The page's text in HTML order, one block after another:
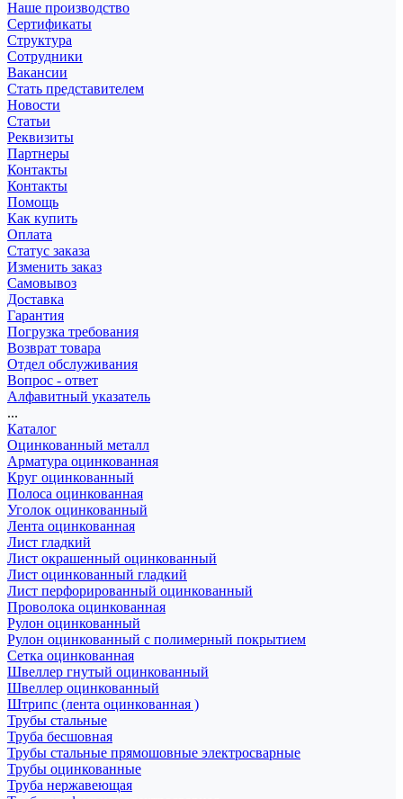
Наше производство
Сертификаты
Структура
Сотрудники
Вакансии
Стать представителем
Новости
Статьи
Реквизиты
Партнеры
Контакты
Контакты
Помощь
Как купить
Оплата
Статус заказа
Изменить заказ
Самовывоз
Доставка
Гарантия
Погрузка требования
Возврат товара
Отдел обслуживания
Вопрос - ответ
Алфавитный указатель
...
Каталог
Оцинкованный металл
Арматура оцинкованная
Круг оцинкованный
Полоса оцинкованная
Уголок оцинкованный
Лента оцинкованная
Лист гладкий
Лист окрашенный оцинкованный
Лист оцинкованный гладкий
Лист перфорированный оцинкованный
Проволока оцинкованная
Рулон оцинкованный
Рулон оцинкованный с полимерный покрытием
Сетка оцинкованная
Швеллер гнутый оцинкованный
Швеллер оцинкованный
Штрипс (лента оцинкованная )
Трубы стальные
Труба бесшовная
Трубы стальные прямошовные электросварные
Трубы оцинкованные
Труба нержавеющая